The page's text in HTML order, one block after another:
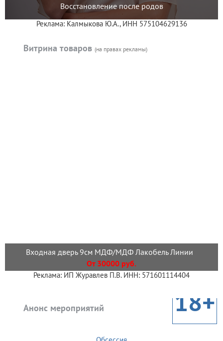
Восстановление после родов
Реклама: Калмыкова Ю.А., ИНН 575104629136
Витрина товаров (на правах рекламы)
Входная дверь 9см МДФ/МДФ Лакобель Линии
От 30000 руб.
Реклама: ИП Журавлев П.В. ИНН: 571601114404
Анонс мероприятий 18+